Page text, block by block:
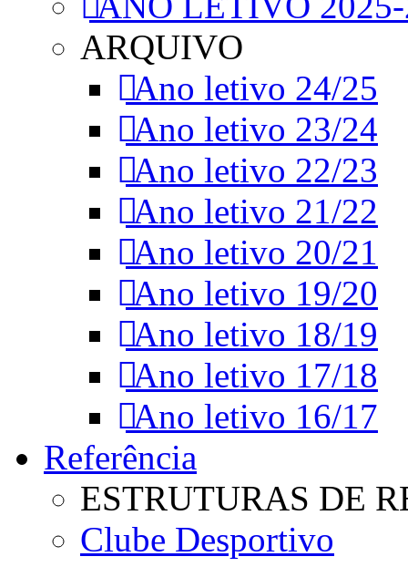
ARQUIVO
Ano letivo 24/25
Ano letivo 23/24
Ano letivo 22/23
Ano letivo 21/22
Ano letivo 20/21
Ano letivo 19/20
Ano letivo 18/19
Ano letivo 17/18
Ano letivo 16/17
Referência
ESTRUTURAS DE
Clube Desportivo